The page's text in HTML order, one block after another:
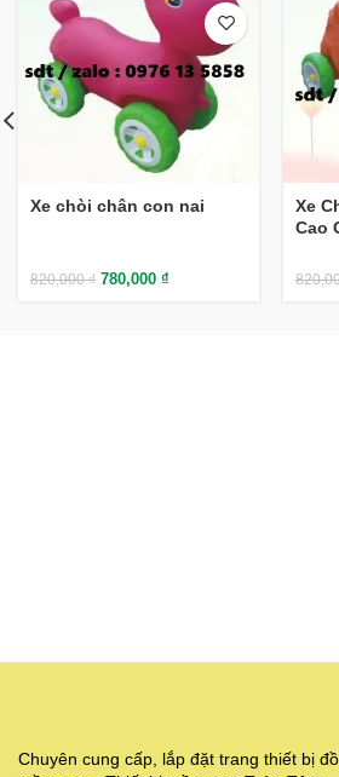
Xe chòi chân con nai
820,000₫ 780,000 ₫
Xe
Cao
Chuyên cung cấp, lắp đặt trang thiết bị